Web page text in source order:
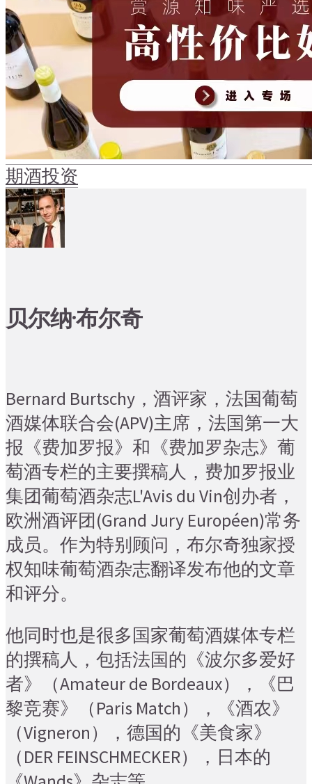
期酒投资
贝尔纳·布尔奇
Bernard Burtschy，酒评家，法国葡萄
酒媒体联合会(APV)主席，法国第一大
报《费加罗报》和《费加罗杂志》葡
萄酒专栏的主要撰稿人，费加罗报业
集团葡萄酒杂志L'Avis du Vin创办者，
欧洲酒评团(Grand Jury Européen)常务
成员。作为特别顾问，布尔奇独家授
权知味葡萄酒杂志翻译发布他的文章
和评分。
他同时也是很多国家葡萄酒媒体专栏
的撰稿人，包括法国的《波尔多爱好
者》（Amateur de Bordeaux），《巴
黎竞赛》（Paris Match），《酒农》
（Vigneron），德国的《美食家》
（DER FEINSCHMECKER），日本的